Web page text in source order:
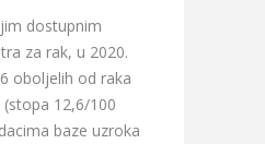
dostupnim
za rak, u 2020.
oboljelih od raka
12,6/100
baze uzroka